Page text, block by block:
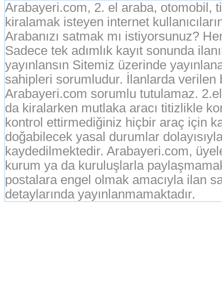
Arabayeri.com, 2. el araba, otomobil,
kiralamak isteyen internet
Arabanızı satmak mı istiyorsunuz?
Sadece tek adımlık kayıt sonunda
yayınlansın Sitemiz üzerinde
sahipleri sorumludur. İlanlarda verilen
Arabayeri.com sorumlu tutulamaz.
da kiralarken mutlaka aracı titizlikle
kontrol ettirmediğiniz hiçbir araç için
doğabilecek yasal durumlar
kaydedilmektedir. Arabayeri.com,
kurum ya da kuruluşlarla
postalara engel olmak amacıyla ilan
detaylarında yayınlanmamaktadır.